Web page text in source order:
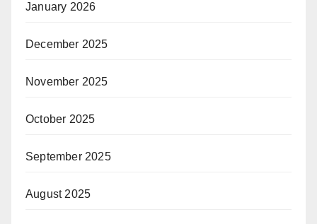
January 2026
December 2025
November 2025
October 2025
September 2025
August 2025